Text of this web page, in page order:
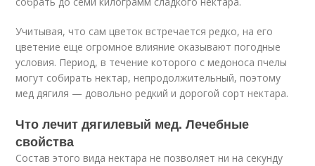
Учитывая, что сам цветок встречается редко, на его
цветение еще огромное влияние оказывают погодные
условия. Период, в течение которого с медоноса пчелы
могут собирать нектар, непродолжительный, поэтому
мед дягиля — довольно редкий и дорогой сорт нектара.
Что лечит дягилевый мед. Лечебные
свойства
Состав этого вида нектара не позволяет ни на секунду